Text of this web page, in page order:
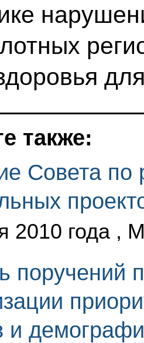
также:
Совета по
2010 года ,
поручений
и